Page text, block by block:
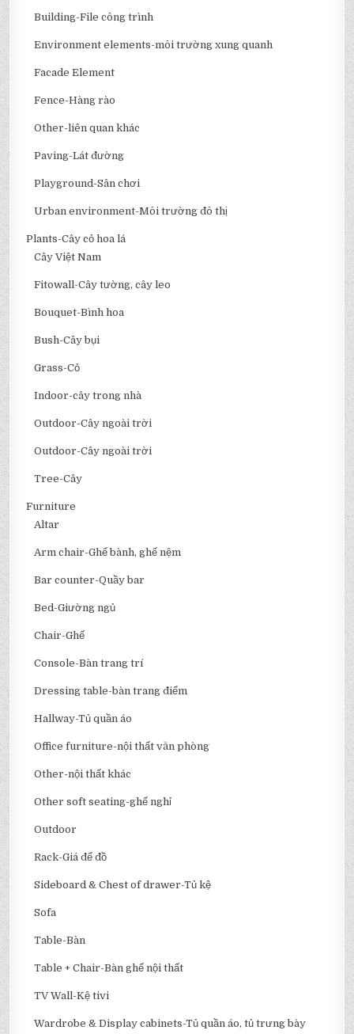
Building-File công trình
Environment elements-môi trường xung quanh
Facade Element
Fence-Hàng rào
Other-liên quan khác
Paving-Lát đường
Playground-Sân chơi
Urban environment-Môi trường đô thị
Plants-Cây cỏ hoa lá
Cây Việt Nam
Fitowall-Cây tường, cây leo
Bouquet-Bình hoa
Bush-Cây bụi
Grass-Cỏ
Indoor-cây trong nhà
Outdoor-Cây ngoài trời
Outdoor-Cây ngoài trời
Tree-Cây
Furniture
Altar
Arm chair-Ghế bành, ghế nệm
Bar counter-Quầy bar
Bed-Giường ngủ
Chair-Ghế
Console-Bàn trang trí
Dressing table-bàn trang điểm
Hallway-Tủ quần áo
Office furniture-nội thất văn phòng
Other-nội thất khác
Other soft seating-ghế nghỉ
Outdoor
Rack-Giá để đồ
Sideboard & Chest of drawer-Tủ kệ
Sofa
Table-Bàn
Table + Chair-Bàn ghế nội thất
TV Wall-Kệ tivi
Wardrobe & Display cabinets-Tủ quần áo, tủ trưng bày